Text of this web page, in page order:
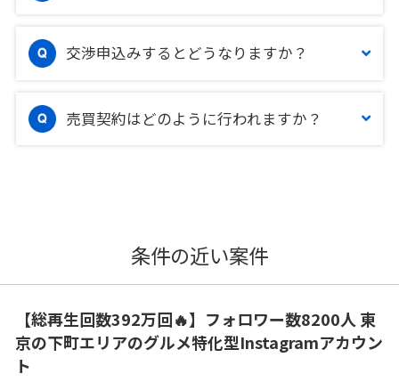
交渉申込みするとどうなりますか？
売買契約はどのように行われますか？
条件の近い案件
【総再生回数392万回🔥】フォロワー数8200人 東
京の下町エリアのグルメ特化型Instagramアカウン
ト